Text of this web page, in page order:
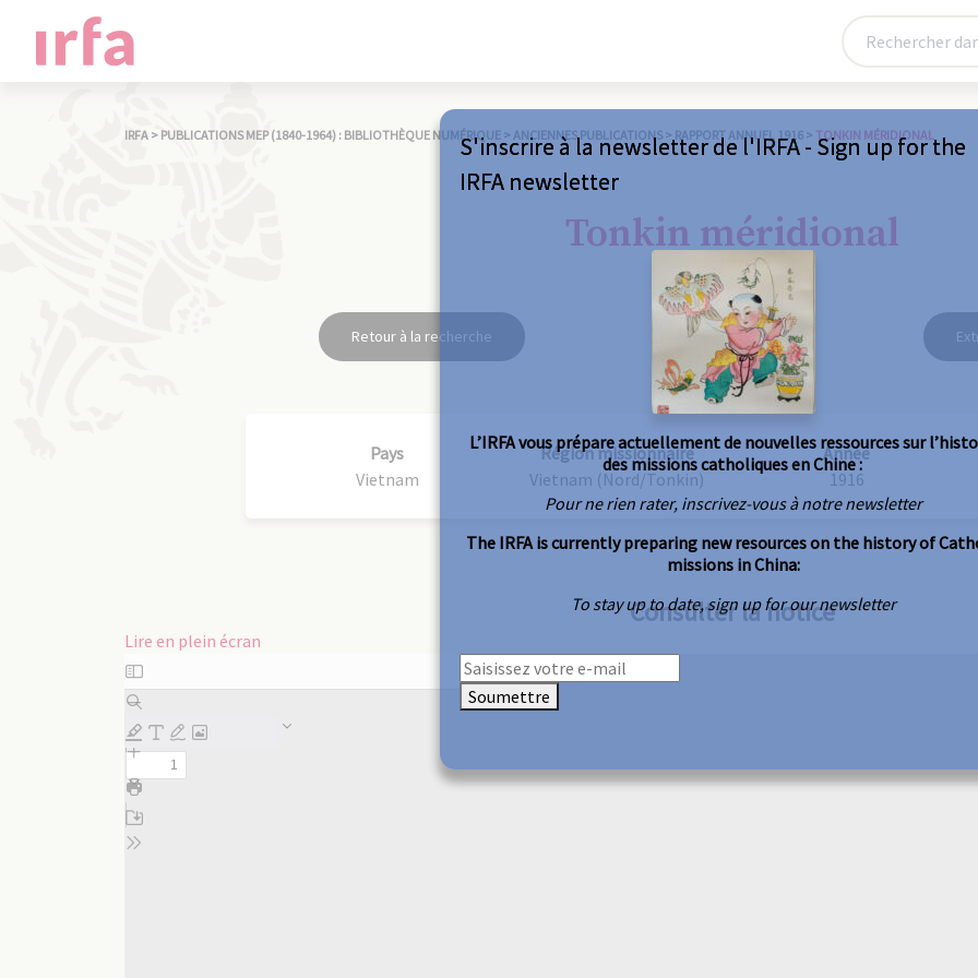
IRFA > PUBLICATIONS MEP (1840-1964) : BIBLIOTHÈQUE NUMÉRIQUE > ANCIENNES PUBLICATIONS > RAPPORT ANNUEL 1916 > TONKIN MÉRIDIONAL
Tonkin méridional
Retour à la recherche
Pays
Vietnam
Région missionnaire
Vietnam (Nord/Tonkin)
Année
1916
Consulter la notice
Lire en plein écran
Aller
au
contenu
PDF
S'inscrire à la newsletter de l'IRFA - Sign up for the
IRFA newsletter
L’IRFA vous prépare actuellement de nouvelles ressources sur
des missions catholiques en Chine :
Pour ne rien rater, inscrivez-vous à notre newsletter
The IRFA is currently preparing new resources on the history of
missions in China:
To stay up to date, sign up for our newsletter
Soumettre